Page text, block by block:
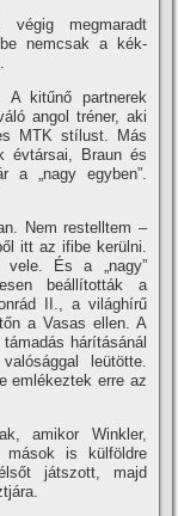
megmaradt
nemcsak a kék-
A kitűnő partnerek
angol tréner, aki
MTK stí­lust. Más
évtársai, Braun és
a „nagy egyben”.
Nem restelltem –
itt az ifibe kerülni.
És a „nagy”
beállí­tották a
II., a világhí­rű
a Vasas ellen. A
hárí­tásánál
leütötte.
emlékeztek erre az
amikor Winkler,
mások is külföldre
játszott, majd